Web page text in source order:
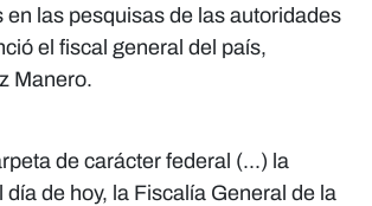
en las pesquisas de las autoridades
el fiscal general del país,
Manero.
de carácter federal (...) la
día de hoy, la Fiscalía General de la